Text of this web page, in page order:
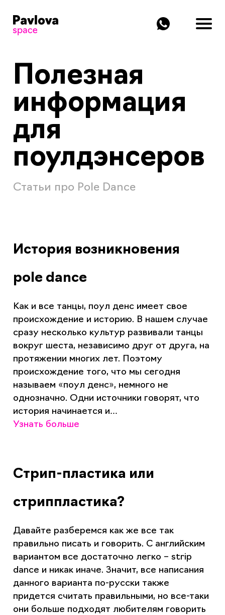
Полезная
информация
для
поулдэнсеров
Статьи про Pole Dance
История возникновения
pole dance
Как и все танцы, поул денс имеет свое
происхождение и историю. В нашем случае
сразу несколько культур развивали танцы
вокруг шеста, независимо друг от друга, на
протяжении многих лет. Поэтому
происхождение того, что мы сегодня
называем «поул денс», немного не
однозначно. Одни источники говорят, что
история начинается и…
Узнать больше
Стрип-пластика или
стриппластика?
Давайте разберемся как же все так
правильно писать и говорить. С английским
вариантом все достаточно легко – strip
dance и никак иначе. Значит, все написания
данного варианта по-русски также
придется считать правильными, но все-таки
они больше подходят любителям говорить